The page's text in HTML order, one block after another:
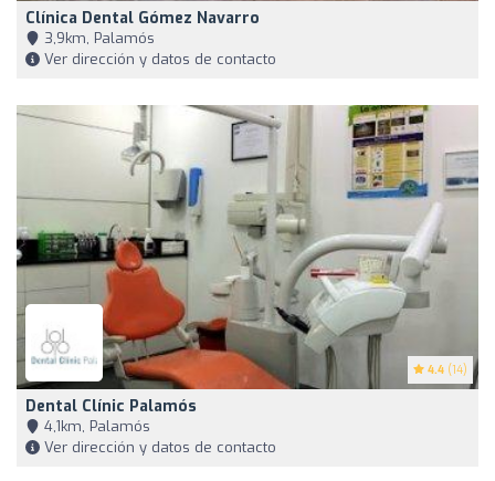
Clínica Dental Gómez Navarro
3,9km, Palamós
Ver dirección y datos de contacto
4.4 (14)
Dental Clínic Palamós
4,1km, Palamós
Ver dirección y datos de contacto